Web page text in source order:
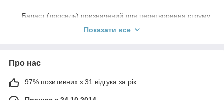
Баласт (дросель) призначений для перетворення струму
натрієвих (ДНаТ)
применяются тогда, когда электрическая нагрузка не в
Если вы используете балласт, даже при спаде
Показати все
Про нас
97% позитивних з 31 відгука за рік